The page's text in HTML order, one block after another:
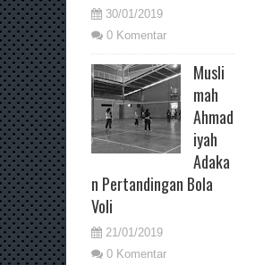
30/01/2019
0 Komentar
Musli
mah
Ahmad
iyah
Adaka
n Pertandingan Bola
Voli
21/01/2019
0 Komentar